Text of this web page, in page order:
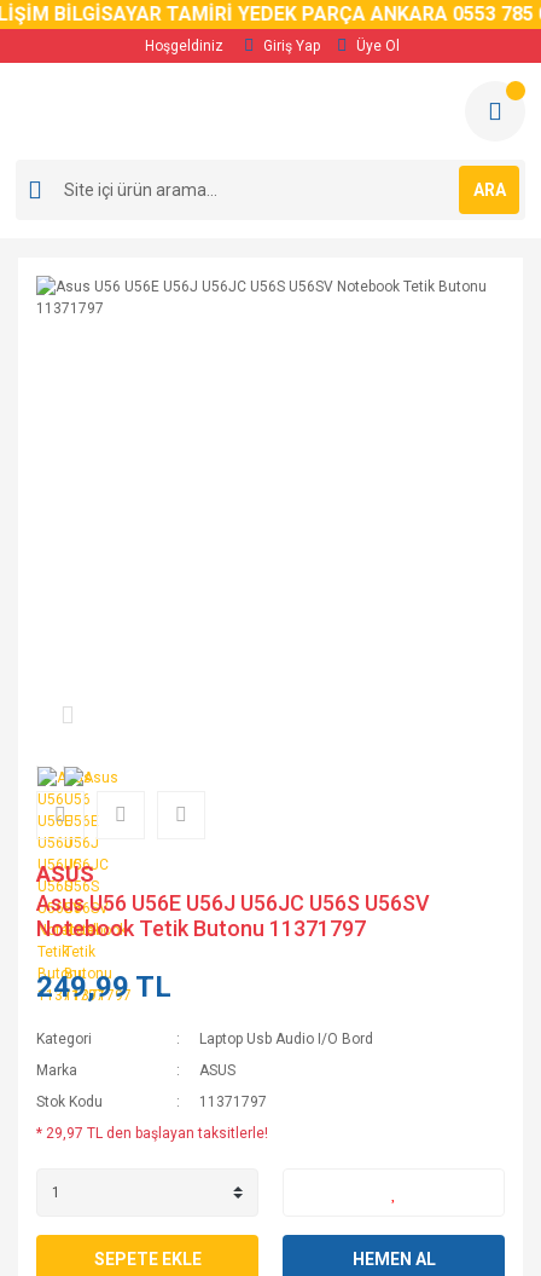
BİLGİSAYAR TAMİRİ YEDEK PARÇA ANKARA 0553 785 02
Hoşgeldiniz Giriş Yap Üye Ol
ARA
ASUS
Asus U56 U56E U56J U56JC U56S U56SV
Notebook Tetik Butonu 11371797
249,99 TL
Kategori
Laptop Usb Audio I/O Bord
Marka
ASUS
Stok Kodu
11371797
* 29,97 TL den başlayan taksitlerle!
SEPETE EKLE HEMEN AL